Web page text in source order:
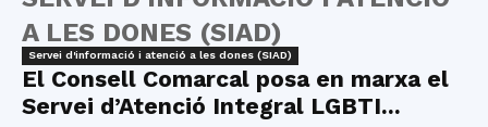
Comarcal
del
A LES DONES (SIAD)
Servei d'informació i atenció a les dones (SIAD)
El Consell Comarcal posa en marxa el
Servei d’Atenció Integral LGBTI...